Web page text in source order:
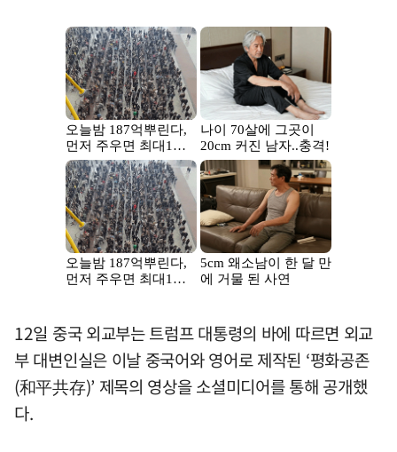
12일 중국 외교부는 트럼프 대통령의 바에 따르면 외교
부 대변인실은 이날 중국어와 영어로 제작된 ‘평화공존
(和平共存)’ 제목의 영상을 소셜미디어를 통해 공개했
다.